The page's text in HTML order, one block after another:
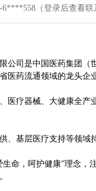
6****558（登录后查看联
公司‌是中国医药集团（
医药流通领域的龙头企
医疗器械、大健康全产
、基层医疗支持等领域
生命，呵护健康”理念，